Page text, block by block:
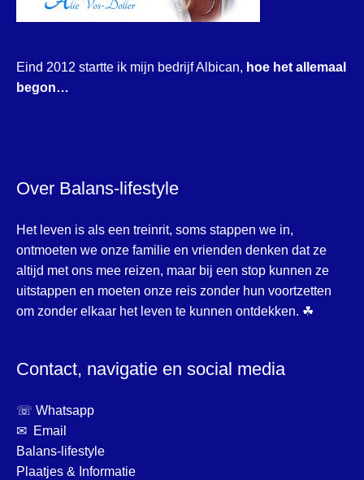
Eind 2012 startte ik mijn bedrijf Albican, hoe het allemaal
begon…
Over Balans-lifestyle
Het leven is als een treinrit, soms stappen we in,
ontmoeten we onze familie en vrienden denken dat ze
altijd met ons mee reizen, maar bij een stop kunnen ze
uitstappen en moeten onze reis zonder hun voortzetten
om zonder elkaar het leven te kunnen ontdekken. ☘
Contact, navigatie en social media
☏ Whatsapp
✉ Email
Balans-lifestyle
Plaatjes & Informatie